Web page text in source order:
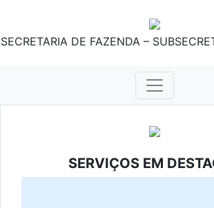
SECRETARIA DE FAZENDA –
SERVIÇOS EM